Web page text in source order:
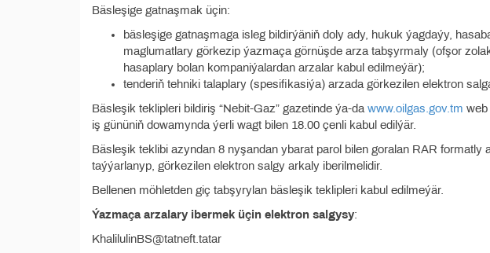
Bäsleşige gatnaşmak üçin:
bäsleşige gatnaşmaga isleg bildirýäniň doly ady, hukuk ýagdaýy,
maglumatlary görkezip ýazmaça görnüşde arza tabşyrmaly (ofşor
hasaplary bolan kompaniýalardan arzalar kabul edilmeýär);
tenderiň tehniki talaplary (spesifikasiýa) arzada görkezilen elektron
Bäsleşik teklipleri bildiriş “Nebit-Gaz” gazetinde ýa-da www.oilgas.gov.tm web
iş gününiň dowamynda ýerli wagt bilen 18.00 çenli kabul edilýär.
Bäsleşik teklibi azyndan 8 nyşandan ybarat parol bilen goralan RAR formatly
taýýarlanyp, görkezilen elektron salgy arkaly iberilmelidir.
Bellenen möhletden giç tabşyrylan bäsleşik teklipleri kabul edilmeýär.
Ýazmaça arzalary ibermek üçin elektron salgysy:
KhalilulinBS@tatneft.tatar